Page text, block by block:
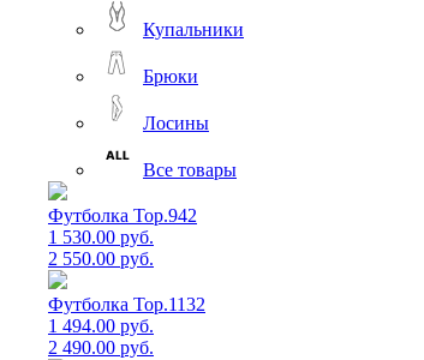
Купальники
Брюки
Лосины
Все товары
Футболка Top.942
1 530.00 руб.
2 550.00 руб.
Футболка Top.1132
1 494.00 руб.
2 490.00 руб.